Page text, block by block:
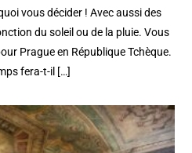
vous décider ! Avec aussi des
du soleil ou de la pluie. Vous
Prague en République Tchèque.
fera-t-il […]